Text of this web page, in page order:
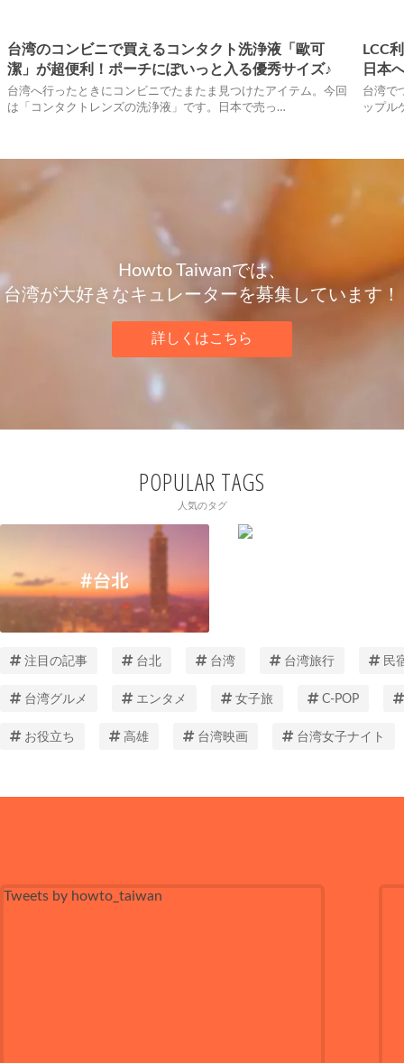
台湾のコンビニで買えるコンタクト洗浄液「歐可
潔」が超便利！ポーチにぽいっと入る優秀サイズ♪
台湾へ行ったときにコンビニでたまたま見つけたアイテム。今回
は「コンタクトレンズの洗浄液」です。日本で売っ…
LCC
日本
台湾で
ップル
Howto Taiwanでは、
台湾が大好きなキュレーターを募集しています！
詳しくはこちら
POPULAR TAGS
人気のタグ
注目の記事 台北 台湾 台湾旅行 民
台湾グルメ エンタメ 女子旅 C-POP
お役立ち 高雄 台湾映画 台湾女子ナイト
Tweets by howto_taiwan